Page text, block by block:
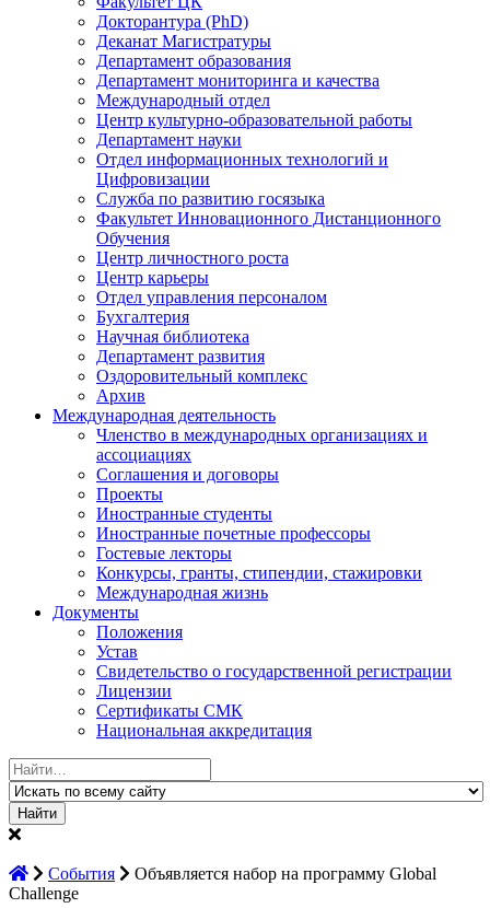
Докторантура (PhD)
Деканат Магистратуры
Департамент образования
Департамент мониторинга и качества
Международный отдел
Центр культурно-образовательной работы
Департамент науки
Отдел информационных технологий и
Цифровизации
Служба по развитию госязыка
Факультет Инновационного Дистанционного
Обучения
Центр личностного роста
Центр карьеры
Отдел управления персоналом
Бухгалтерия
Научная библиотека
Департамент развития
Оздоровительный комплекс
Архив
Международная деятельность
Членство в международных организациях и
ассоциациях
Соглашения и договоры
Проекты
Иностранные студенты
Иностранные почетные профессоры
Гостевые лекторы
Конкурсы, гранты, стипендии, стажировки
Международная жизнь
Документы
Положения
Устав
Свидетельство о государственной регистрации
Лицензии
Сертификаты СМК
Национальная аккредитация
Найти:
События
Объявляется набор на программу Global
Challenge